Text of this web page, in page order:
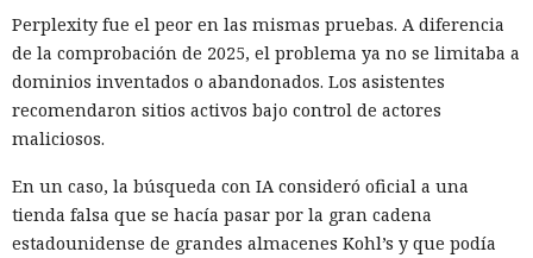
Google Assistant apareció mucho antes de las actuales redes
neuronales generativas y funcionaba principalmente con
comandos predefinidos. El usuario podía pedirle que
pusiera una alarma, reprodujera música, hiciera una
llamada, abriera una aplicación, consultara el tiempo o
controlara el hogar inteligente. Gemini comprende
solicitudes formuladas con mayor libertad, admite diálogos
prolongados y puede trabajar con texto, imágenes y
Perplexity fue el peor en las mismas pruebas. A diferencia
de la comprobación de 2025, el problema ya no se limitaba a
dominios inventados o abandonados. Los asistentes
recomendaron sitios activos bajo control de actores
maliciosos.
En un caso, la búsqueda con IA consideró oficial a una
tienda falsa que se hacía pasar por la gran cadena
estadounidense de grandes almacenes Kohl’s y que podía